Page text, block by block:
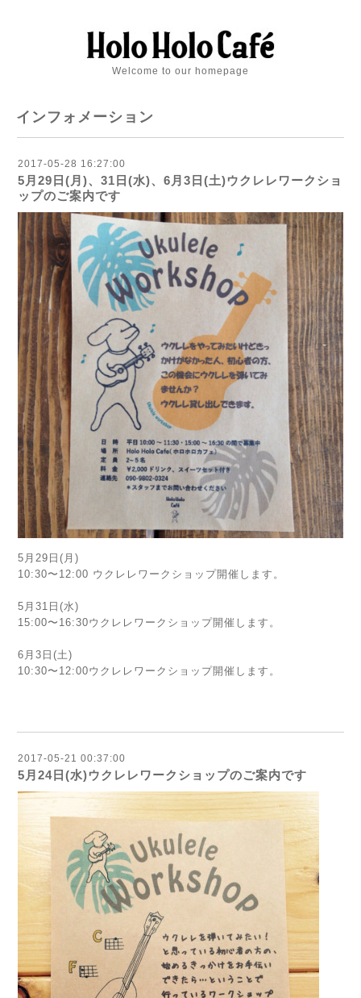
Welcome to our homepage
インフォメーション
2017-05-28 16:27:00
5月29日(月)、31日(水)、6月3日(土)ウクレレワークショ
ップのご案内です
5月29日(月)
10:30〜12:00 ウクレレワークショップ開催します。
5月31日(水)
15:00〜16:30ウクレレワークショップ開催します。
6月3日(土)
10:30〜12:00ウクレレワークショップ開催します。
2017-05-21 00:37:00
5月24日(水)ウクレレワークショップのご案内です